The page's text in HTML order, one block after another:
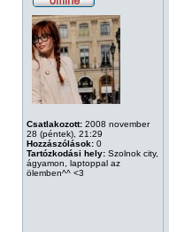
Csatlakozott: 2008 november
28 (péntek), 21:29
Hozzászólások: 0
Tartózkodási hely: Szolnok city,
ágyamon, laptoppal az
ölemben^^ <3